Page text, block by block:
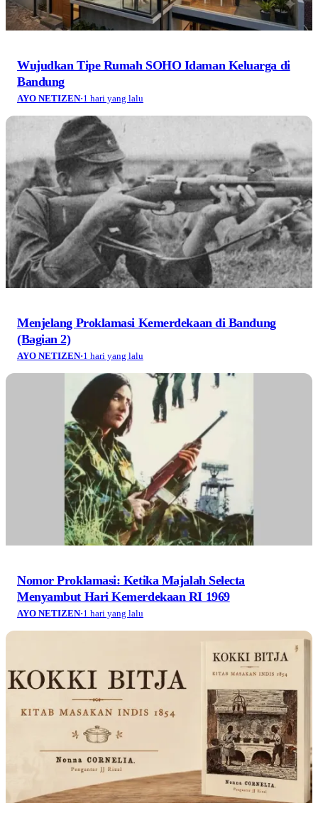
Wujudkan Tipe Rumah SOHO Idaman Keluarga di
Bandung
AYO NETIZEN·1 hari yang lalu
Menjelang Proklamasi Kemerdekaan di Bandung
(Bagian 2)
AYO NETIZEN·1 hari yang lalu
Nomor Proklamasi: Ketika Majalah Selecta
Menyambut Hari Kemerdekaan RI 1969
AYO NETIZEN·1 hari yang lalu